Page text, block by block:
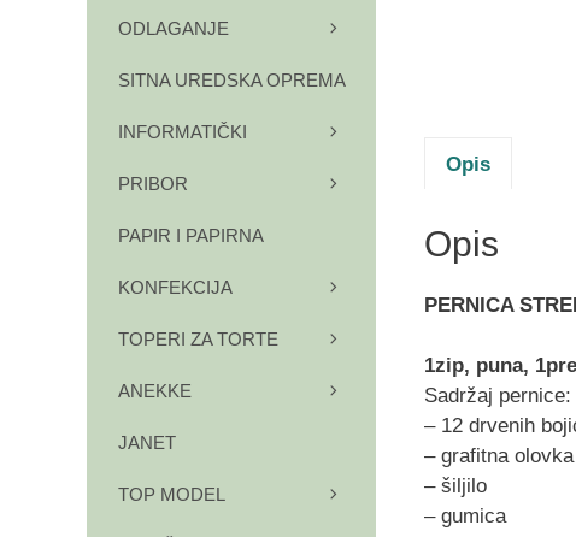
Opis
Opis
PERNICA
1zip, puna,
Sadržaj pernice:
– 12 drvenih
– grafitna
– šiljilo
– gumica
ODLAGANJE
SITNA UREDSKA OPREMA
INFORMATIČKI
PRIBOR
PAPIR I PAPIRNA
KONFEKCIJA
TOPERI ZA TORTE
ANEKKE
JANET
TOP MODEL